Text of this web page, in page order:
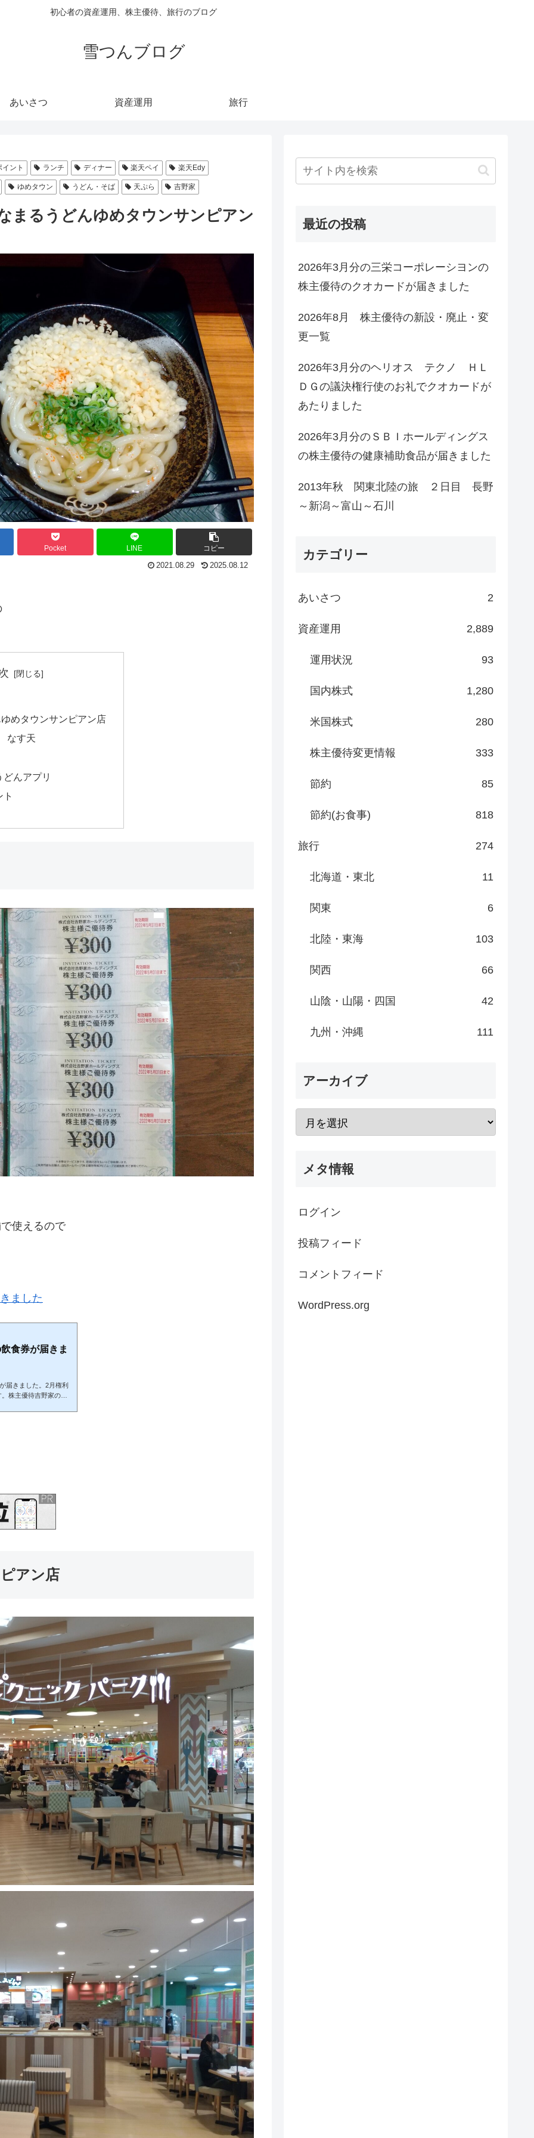
初心者の資産運用、株主優待、旅行のブログ
雪つんブログ
あいさつ 資産運用 旅行
イント ランチ ディナー 楽天ペイ 楽天Edy
ゆめタウン うどん・そば 天ぷら 吉野家
まるうどんゆめタウンサンピアン
Pocket LINE コピー
2021.08.29 2025.08.12
めタウンサンピアン店
なす天
んアプリ
使えるので
ました
食券が届きま
届きました。2月権利
株主優待吉野家の株
アン店
最近の投稿
2026年3月分の三栄コーポレーシヨンの
株主優待のクオカードが届きました
2026年8月 株主優待の新設・廃止・変
更一覧
2026年3月分のヘリオス テクノ ＨＬ
ＤＧの議決権行使のお礼でクオカードが
あたりました
2026年3月分のＳＢＩホールディングス
の株主優待の健康補助食品が届きました
2013年秋 関東北陸の旅 ２日目 長野
～新潟～富山～石川
カテゴリー
あいさつ 2
資産運用 2,889
運用状況 93
国内株式 1,280
米国株式 280
株主優待変更情報 333
節約 85
節約(お食事) 818
旅行 274
北海道・東北 11
関東 6
北陸・東海 103
関西 66
山陰・山陽・四国 42
九州・沖縄 111
アーカイブ
メタ情報
ログイン
投稿フィード
コメントフィード
WordPress.org